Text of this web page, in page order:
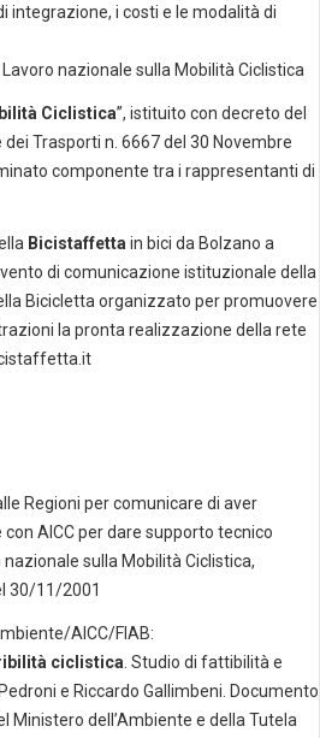
integrazione, i costi e le modalità di
nazionale sulla Mobilità Ciclistica
Ciclistica”, istituito con decreto del
Trasporti n. 6667 del 30 Novembre
componente tra i rappresentanti di
Bicistaffetta in bici da Bolzano a
di comunicazione istituzionale della
Bicicletta organizzato per promuovere
la pronta realizzazione della rete
Regioni per comunicare di aver
AICC per dare supporto tecnico
sulla Mobilità Ciclistica,
30/11/2001
AICC/FIAB:
ciclistica . Studio di fattibilità e
e Riccardo Gallimbeni. Documento
dell’Ambiente e della Tutela